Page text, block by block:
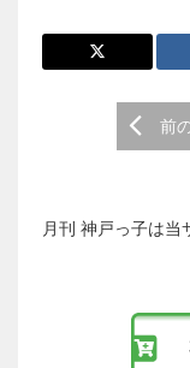
稿
前
月刊 神戸っ子は当